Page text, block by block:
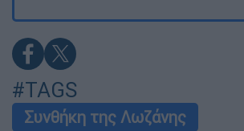
#TAGS
Συνθήκη της Λωζάνης